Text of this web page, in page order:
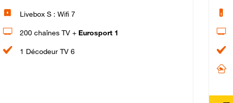
Livebox S : Wifi 7
200 chaînes TV + Eurosport 1
1 Décodeur TV 6